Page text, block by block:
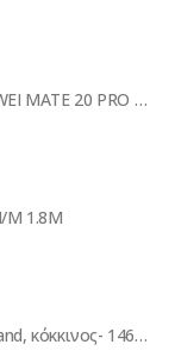
FONEX BOOK VELVET HUAWEI MATE 20 PRO grey
M 1.8M
Θήκη Universal 9'' 020 No brand, κόκκινος- 14661